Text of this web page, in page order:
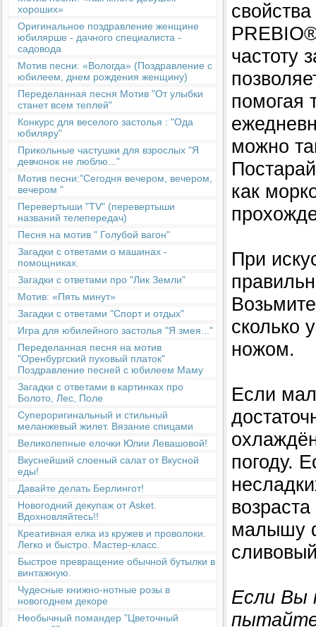
хороших»
Оригинальное поздравление женщине
юбилярше - дачного специалиста -
садовода
Мотив песни: «Вологда» (Поздравление с
юбилеем, днем рождения женщину)
Переделанная песня Мотив "От улыбки
станет всем теплей"
Конкурс для веселого застолья : "Ода
юбиляру"
Прикольные частушки для взрослых "Я
девчонок не люблю..."
Мотив песни:"Сегодня вечером, вечером,
вечером "
Перевертыши "TV" (перевертыши
названий телепередач)
Песня на мотив " Голубой вагон"
Загадки с ответами о машинах -
помощниках.
Загадки с ответами про "Лик Земли"
Мотив: «Пять минут»
Загадки с ответами "Спорт и отдых"
Игра для юбилейного застолья "Я змея..."
Переделанная песня на мотив
"Оренбургский пуховый платок"
Поздравление песней с юбилеем Маму
Загадки с ответами в картинках про
Болото, Лес, Поле
Супероригинальный и стильный
меланжевый жилет. Вязание спицами
Великолепные елочки Юлии Левашовой!
Вкуснейший слоеный салат от Вкусной
еды!
Давайте делать Берлингот!
Новогодний декупаж от Asket.
Вдохновляйтесь!!
Креативная елка из кружев и проволоки.
Легко и быстро. Мастер-класс.
Быстрое превращение обычной бутылки в
винтажную.
Чудесные книжно-нотные розы в
новогоднем декоре
Необычный помандер "Цветочный
частоту
помогая
можно
как
При
сколько
ножом.
Если
погоду.
малышу
Если Вы